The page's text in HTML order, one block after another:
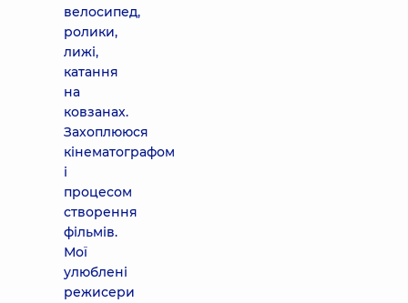
велосипед,
ролики,
лижі,
катання
на
ковзанах.
Захоплююся
кінематографом
і
процесом
створення
фільмів.
Мої
улюблені
режисери